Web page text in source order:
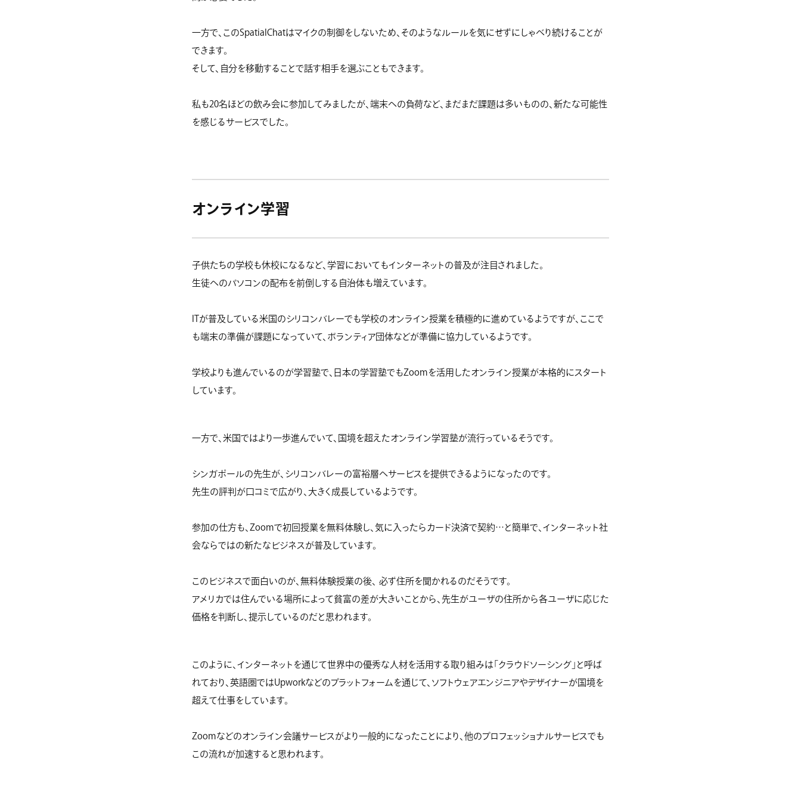
一方で、このSpatialChatはマイクの制御をしないため、そのようなルールを気にせずにしゃべり続けることが
できます。
そして、自分を移動することで話す相手を選ぶこともできます。
私も20名ほどの飲み会に参加してみましたが、端末への負荷など、まだまだ課題は多いものの、新たな可能性
を感じるサービスでした。
オンライン学習
子供たちの学校も休校になるなど、学習においてもインターネットの普及が注目されました。
生徒へのパソコンの配布を前倒しする自治体も増えています。
ITが普及している米国のシリコンバレーでも学校のオンライン授業を積極的に進めているようですが、ここで
も端末の準備が課題になっていて、ボランティア団体などが準備に協力しているようです。
学校よりも進んでいるのが学習塾で、日本の学習塾でもZoomを活用したオンライン授業が本格的にスタート
しています。
一方で、米国ではより一歩進んでいて、国境を超えたオンライン学習塾が流行っているそうです。
シンガポールの先生が、シリコンバレーの富裕層へサービスを提供できるようになったのです。
先生の評判が口コミで広がり、大きく成長しているようです。
参加の仕方も、Zoomで初回授業を無料体験し、気に入ったらカード決済で契約…と簡単で、インターネット社
会ならではの新たなビジネスが普及しています。
このビジネスで面白いのが、無料体験授業の後、 必ず住所を聞かれるのだそうです。
アメリカでは住んでいる場所によって貧富の差が大きいことから、先生がユーザの住所から各ユーザに応じた
価格を判断し、提示しているのだと思われます。
このように、インターネットを通じて世界中の優秀な人材を活用する取り組みは「クラウドソーシング」と呼ば
れており、英語圏ではUpworkなどのプラットフォームを通じて、ソフトウェアエンジニアやデザイナーが国境を
超えて仕事をしています。
Zoomなどのオンライン会議サービスがより一般的になったことにより、他のプロフェッショナルサービスでも
この流れが加速すると思われます。